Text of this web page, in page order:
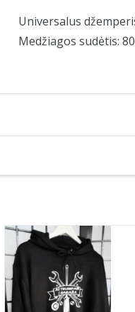
Universalus
Medžiagos sudėtis: